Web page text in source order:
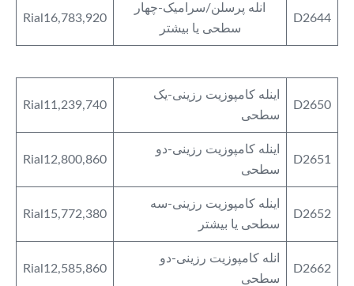
D2644
انله پرسلن/سرامیک-چهار
سطحی یا بیشتر
Rial16,783,920
D2650
اینله کامپوزیت رزینی-یک
سطحی
Rial11,239,740
D2651
اینله کامپوزیت رزینی-دو
سطحی
Rial12,800,860
D2652
اینله کامپوزیت رزینی-سه
سطحی یا بیشتر
Rial15,772,380
D2662
انله کامپوزیت رزینی-دو
سطحی
Rial12,585,860